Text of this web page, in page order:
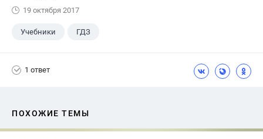
19 октября 2017
Учебники ГДЗ
1 ответ
ПОХОЖИЕ ТЕМЫ